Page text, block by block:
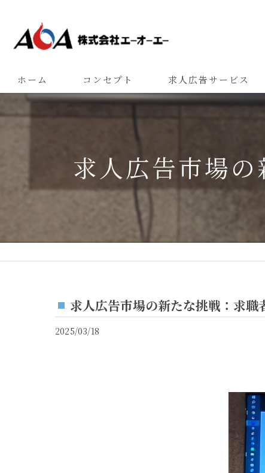
ホーム コンセプト 求人広告サービス
求人広告市場
求人広告市場の新たな挑戦：求職
2025/03/18